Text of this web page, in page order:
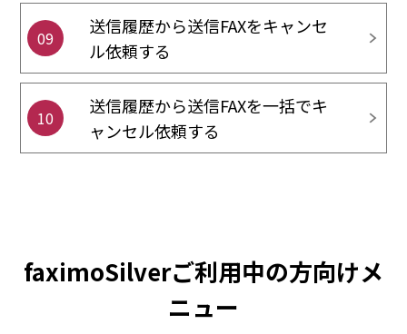
09
送信履歴から送信FAXをキャンセ
ル依頼する
10
送信履歴から送信FAXを一括でキ
ャンセル依頼する
faximoSilverご利用中の方向けメ
ニュー